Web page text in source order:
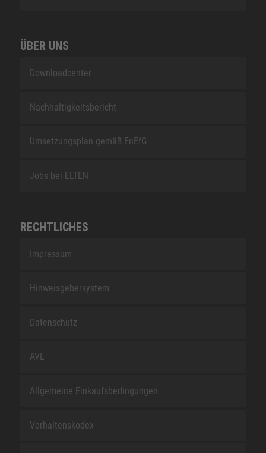
ÜBER UNS
Downloadcenter
Nachhaltigkeitsbericht
Umsetzungsplan gemäß EnEfG
Jobs bei ELTEN
RECHTLICHES
Impressum
Hinweisgebersystem
Datenschutz
AVL
Allgemeine Einkaufsbedingungen
Verhaltenskodex